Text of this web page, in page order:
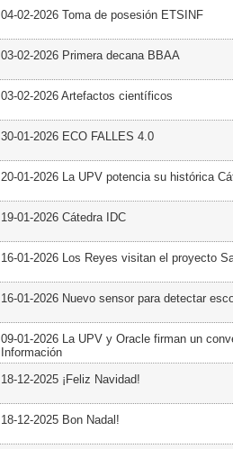
04-02-2026 Toma de posesión ETSINF
03-02-2026 Primera decana BBAA
03-02-2026 Artefactos científicos
30-01-2026 ECO FALLES 4.0
20-01-2026 La UPV potencia su histórica
19-01-2026 Cátedra IDC
16-01-2026 Los Reyes visitan el proyecto
16-01-2026 Nuevo sensor para detectar
09-01-2026 La UPV y Oracle firman un
Información
18-12-2025 ¡Feliz Navidad!
18-12-2025 Bon Nadal!